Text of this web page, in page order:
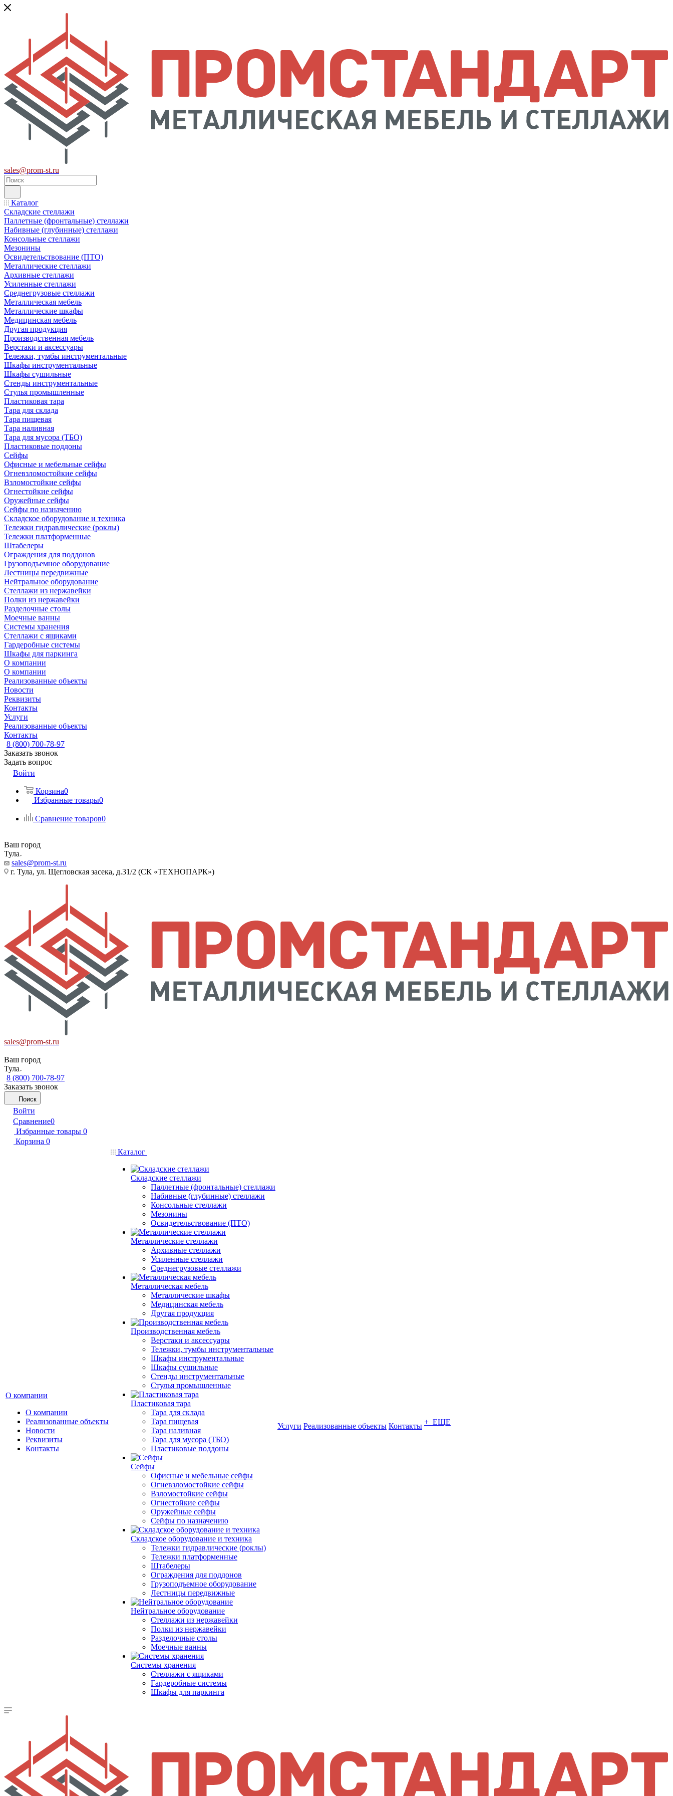
sales@prom-st.ru
Каталог
Складские стеллажи
Паллетные (фронтальные) стеллажи
Набивные (глубинные) стеллажи
Консольные стеллажи
Мезонины
Освидетельствование (ПТО)
Металлические стеллажи
Архивные стеллажи
Усиленные стеллажи
Среднегрузовые стеллажи
Металлическая мебель
Металлические шкафы
Медицинская мебель
Другая продукция
Производственная мебель
Верстаки и аксессуары
Тележки, тумбы инструментальные
Шкафы инструментальные
Шкафы сушильные
Стенды инструментальные
Cтулья промышленные
Пластиковая тара
Тара для склада
Тара пищевая
Тара наливная
Тара для мусора (ТБО)
Пластиковые поддоны
Сейфы
Офисные и мебельные сейфы
Огневзломостойкие сейфы
Взломостойкие сейфы
Огнестойкие сейфы
Оружейные сейфы
Сейфы по назначению
Складское оборудование и техника
Тележки гидравлические (роклы)
Тележки платформенные
Штабелеры
Ограждения для поддонов
Грузоподъемное оборудование
Лестницы передвижные
Нейтральное оборудование
Стеллажи из нержавейки
Полки из нержавейки
Разделочные столы
Моечные ванны
Системы хранения
Стеллажи с ящиками
Гардеробные системы
Шкафы для паркинга
О компании
О компании
Реализованные объекты
Новости
Реквизиты
Контакты
Услуги
Реализованные объекты
Контакты
8 (800) 700-78-97
Заказать звонок
Задать вопрос
Войти
Корзина0
Избранные товары0
Сравнение товаров0
Ваш город
Тула
sales@prom-st.ru
г. Тула, ул. Щегловская засека, д.31/2 (СК «ТЕХНОПАРК»)
sales@prom-st.ru
Ваш город
Тула
8 (800) 700-78-97
Заказать звонок
Поиск
Войти
Сравнение0
Избранные товары 0
Корзина 0
О компании
О компании
Реализованные объекты
Новости
Реквизиты
Контакты
Каталог
Складские стеллажи
Паллетные (фронтальные) стеллажи
Набивные (глубинные) стеллажи
Консольные стеллажи
Мезонины
Освидетельствование (ПТО)
Металлические стеллажи
Архивные стеллажи
Усиленные стеллажи
Среднегрузовые стеллажи
Металлическая мебель
Металлические шкафы
Медицинская мебель
Другая продукция
Производственная мебель
Верстаки и аксессуары
Тележки, тумбы инструментальные
Шкафы инструментальные
Шкафы сушильные
Стенды инструментальные
Cтулья промышленные
Пластиковая тара
Тара для склада
Тара пищевая
Тара наливная
Тара для мусора (ТБО)
Пластиковые поддоны
Сейфы
Офисные и мебельные сейфы
Огневзломостойкие сейфы
Взломостойкие сейфы
Огнестойкие сейфы
Оружейные сейфы
Сейфы по назначению
Складское оборудование и техника
Тележки гидравлические (роклы)
Тележки платформенные
Штабелеры
Ограждения для поддонов
Грузоподъемное оборудование
Лестницы передвижные
Нейтральное оборудование
Стеллажи из нержавейки
Полки из нержавейки
Разделочные столы
Моечные ванны
Системы хранения
Стеллажи с ящиками
Гардеробные системы
Шкафы для паркинга
Услуги Реализованные объекты Контакты + ЕЩЕ